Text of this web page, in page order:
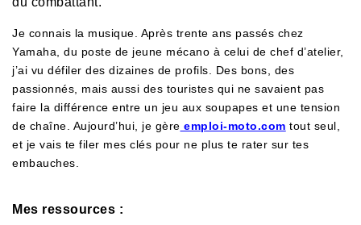
Je connais la musique. Après trente ans passés chez
Yamaha, du poste de jeune mécano à celui de chef d’atelier,
j’ai vu défiler des dizaines de profils. Des bons, des
passionnés, mais aussi des touristes qui ne savaient pas
faire la différence entre un jeu aux soupapes et une tension
de chaîne. Aujourd’hui, je gère emploi-moto.com tout seul,
et je vais te filer mes clés pour ne plus te rater sur tes
embauches.
Mes ressources :